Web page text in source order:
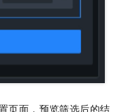
页面，预览筛选后的结